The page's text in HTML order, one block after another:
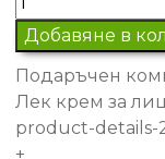
за
Подаръчен
комплект
за
жени
Добавяне в
Подаръчен
Лек крем за
product-details-
+